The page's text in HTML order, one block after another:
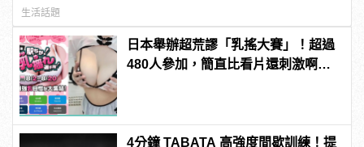
生活話題
日本舉辦超荒謬「乳搖大賽」！超過
480人參加，簡直比看片還刺激啊！ |
4分鐘 TABATA 高強度間歇訓練！提